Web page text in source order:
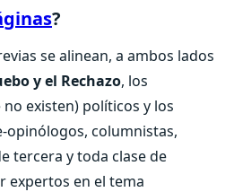
?
se alinean, a ambos lados
y el Rechazo, los
existen) políticos y los
opinólogos, columnistas,
tercera y toda clase de
expertos en el tema